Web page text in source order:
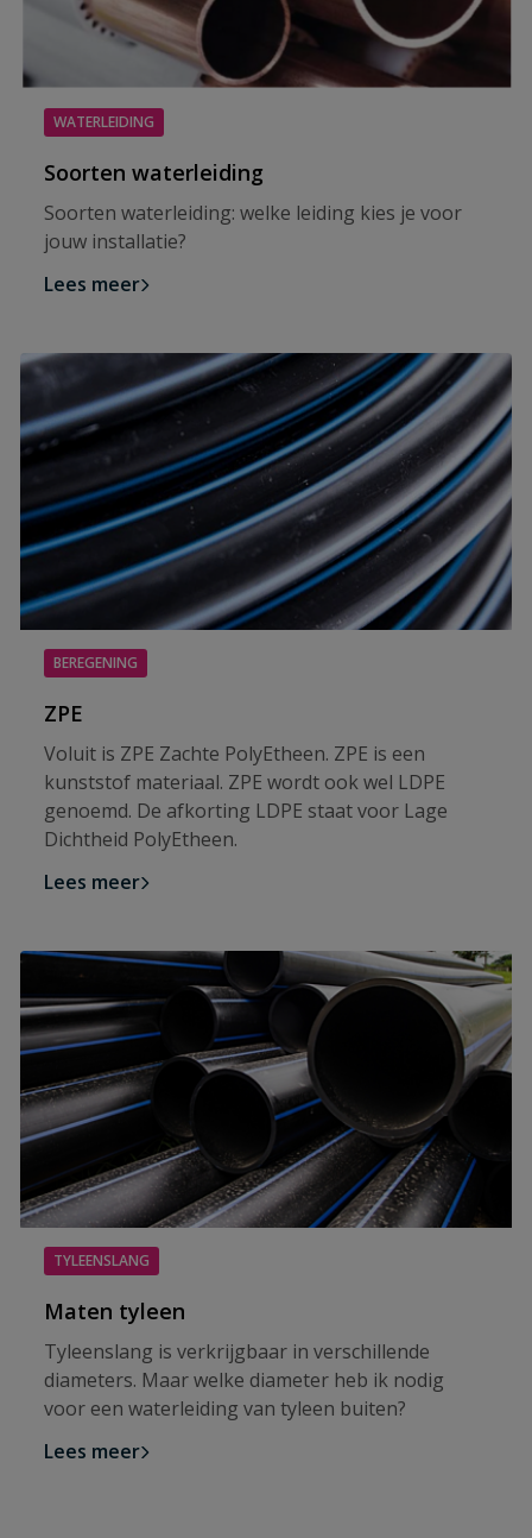
WATERLEIDING
Soorten waterleiding
Soorten waterleiding: welke leiding kies je voor
jouw installatie?
Lees meer
BEREGENING
ZPE
Voluit is ZPE Zachte PolyEtheen. ZPE is een
kunststof materiaal. ZPE wordt ook wel LDPE
genoemd. De afkorting LDPE staat voor Lage
Dichtheid PolyEtheen.
Lees meer
TYLEENSLANG
Maten tyleen
Tyleenslang is verkrijgbaar in verschillende
diameters. Maar welke diameter heb ik nodig
voor een waterleiding van tyleen buiten?
Lees meer